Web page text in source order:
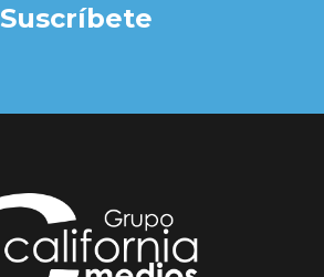
Suscríbete